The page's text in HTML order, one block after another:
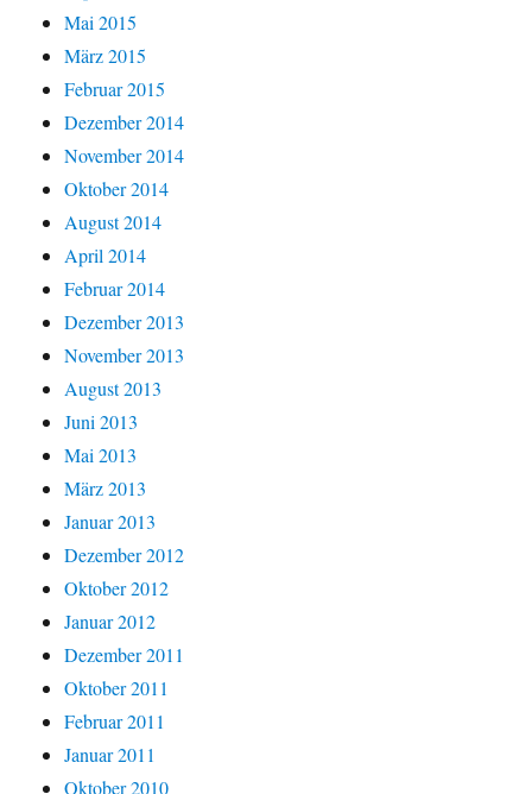
Mai 2015
März 2015
Februar 2015
Dezember 2014
November 2014
Oktober 2014
August 2014
April 2014
Februar 2014
Dezember 2013
November 2013
August 2013
Juni 2013
Mai 2013
März 2013
Januar 2013
Dezember 2012
Oktober 2012
Januar 2012
Dezember 2011
Oktober 2011
Februar 2011
Januar 2011
Oktober 2010